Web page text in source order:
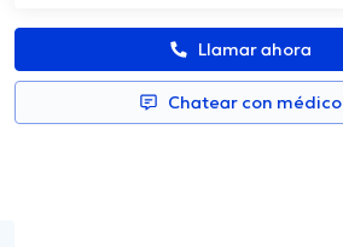
Llamar ahora
Chatear con médico